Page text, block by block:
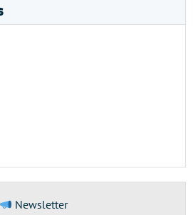
Newsletter